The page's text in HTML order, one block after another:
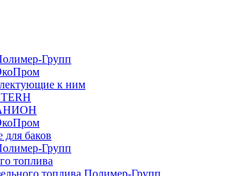
Групп
к ним
АНИОН
баков
Групп
топлива